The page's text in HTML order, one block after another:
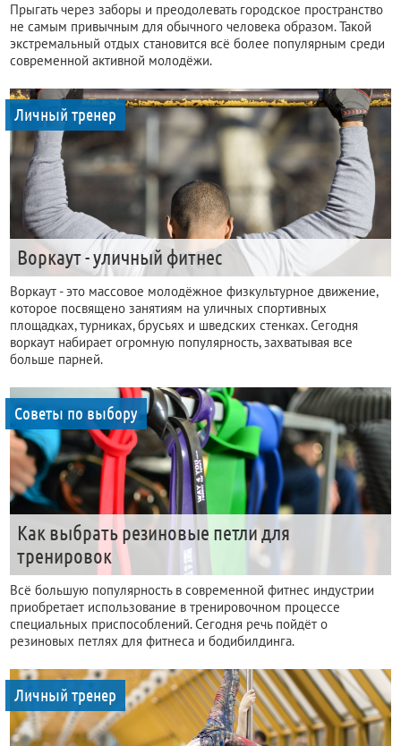
Прыгать через заборы и преодолевать городское пространство
не самым привычным для обычного человека образом. Такой
экстремальный отдых становится всё более популярным среди
современной активной молодёжи.
Личный тренер
Воркаут - уличный фитнес
Воркаут - это массовое молодёжное физкультурное движение,
которое посвящено занятиям на уличных спортивных
площадках, турниках, брусьях и шведских стенках. Сегодня
воркаут набирает огромную популярность, захватывая все
больше парней.
Советы по выбору
Как выбрать резиновые петли для
тренировок
Всё большую популярность в современной фитнес индустрии
приобретает использование в тренировочном процессе
специальных приспособлений. Сегодня речь пойдёт о
резиновых петлях для фитнеса и бодибилдинга.
Личный тренер